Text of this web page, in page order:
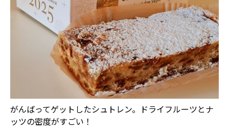
がんばってゲットしたシュトレン。ドライフルーツとナ
ッツの密度がすごい！